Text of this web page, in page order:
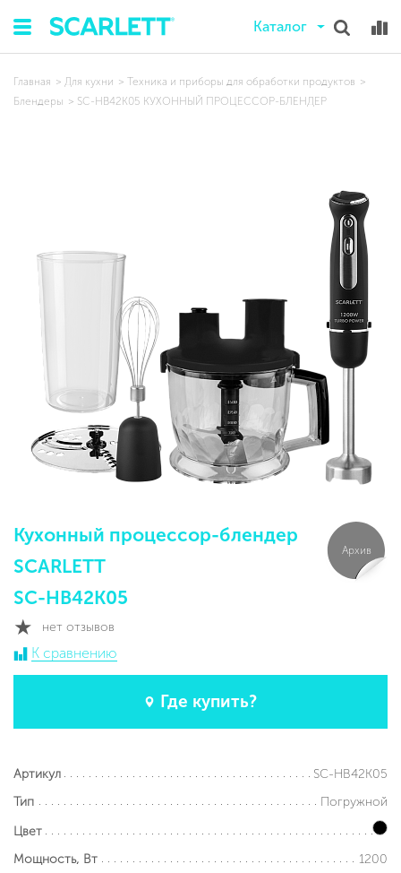
Каталог
Главная Для кухни
Техника и приборы для обработки продуктов
Блендеры
SC-HB42K05 КУХОННЫЙ ПРОЦЕССОР-БЛЕНДЕР
Кухонный процессор-блендер
SCARLETT
SC-HB42K05
нет отзывов
К сравнению
Где купить?
Архив
Артикул
SC-HB42K05
Тип
Погружной
Цвет
Мощность, Вт
1200